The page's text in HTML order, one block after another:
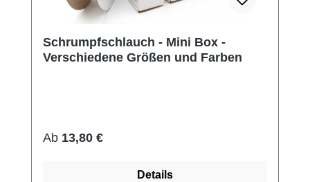
Schrumpfschlauch - Mini Box -
Verschiedene Größen und Farben
Regulärer Preis:
Ab 13,80 €
Details